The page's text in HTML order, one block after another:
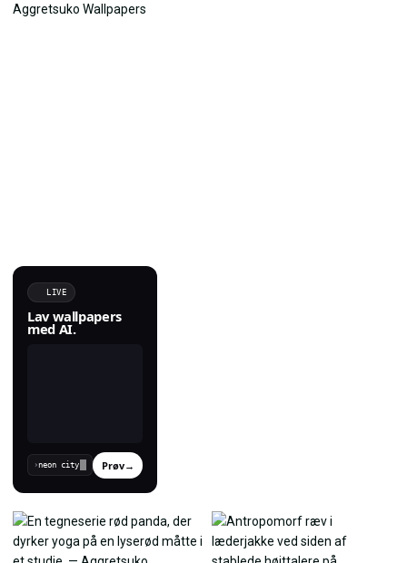
LIVE
Lav wallpapers
med AI.
› Prøv